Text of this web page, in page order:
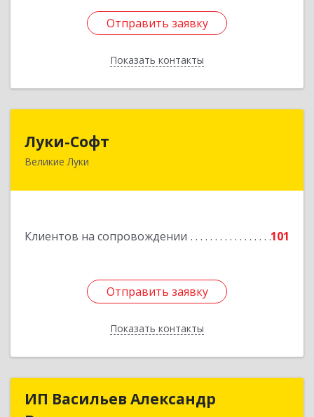
Отправить заявку
Показать контакты
Отправить заявку
Назад
Луки-Софт
Великие Луки
Клиентов на сопровождении 101
Отправить заявку
Показать контакты
182113, Псковская обл, Великие Луки г,
Отправить заявку
Назад
ИП Васильев Александр
ИП Васильев Александр